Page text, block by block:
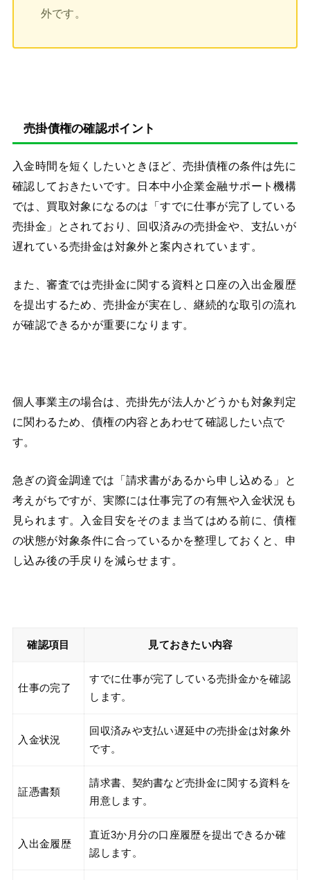
外です。
売掛債権の確認ポイント
入金時間を短くしたいときほど、売掛債権の条件は先に
確認しておきたいです。日本中小企業金融サポート機構
では、買取対象になるのは「すでに仕事が完了している
売掛金」とされており、回収済みの売掛金や、支払いが
遅れている売掛金は対象外と案内されています。
また、審査では売掛金に関する資料と口座の入出金履歴
を提出するため、売掛金が実在し、継続的な取引の流れ
が確認できるかが重要になります。
個人事業主の場合は、売掛先が法人かどうかも対象判定
に関わるため、債権の内容とあわせて確認したい点で
す。
急ぎの資金調達では「請求書があるから申し込める」と
考えがちですが、実際には仕事完了の有無や入金状況も
見られます。入金目安をそのまま当てはめる前に、債権
の状態が対象条件に合っているかを整理しておくと、申
し込み後の手戻りを減らせます。
確認項目 見ておきたい内容
仕事の完了
すでに仕事が完了している売掛金かを確認
します。
入金状況
回収済みや支払い遅延中の売掛金は対象外
です。
証憑書類
請求書、契約書など売掛金に関する資料を
用意します。
入出金履歴
直近3か月分の口座履歴を提出できるか確
認します。